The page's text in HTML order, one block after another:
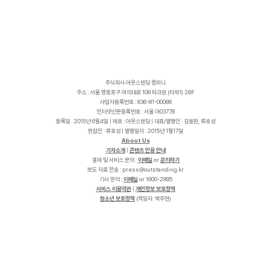
주식회사 아웃스탠딩 컴퍼니
주소 : 서울 영등포구 여의대로 108 파크원 (타워1) 28F
사업자등록번호 : 836-81-00086
인터넷신문등록번호 : 서울 아03778
등록일 : 2015년 6월4일 | 제호 : 아웃스탠딩 | 대표/발행인 : 김동환, 류호성
편집인 : 류호성 | 발행일자 : 2015년 1월17일
About Us
기자소개
콘텐츠 인용 안내
결제 및 서비스 문의 : 이메일 or문의하기
보도 자료 전송 :
r
k
.
g
n
i
d
n
a
t
s
t
u
o
@
s
s
e
r
p
기사 문의 : 이메일 or 1600-2895
서비스 이용약관| 개인정보 보호정책
청소년 보호정책 (책임자: 박주현)